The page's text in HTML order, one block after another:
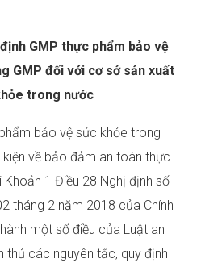
GMP thực phẩm bảo vệ
GMP đối với cơ sở sản xuất
trong nước
bảo vệ sức khỏe trong
về bảo đảm an toàn thực
1 Điều 28 Nghị định số
tháng 2 năm 2018 của Chính
một số điều của Luật an
thủ các nguyên tắc, quy định